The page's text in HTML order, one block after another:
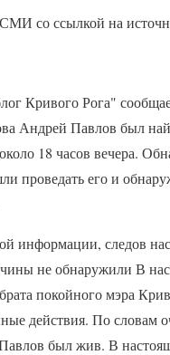
со ссылкой на
Кривого Рога"
Андрей Павлов был
18 часов вечера.
проведать его и
информации, следов
не обнаружили В
покойного мэра
действия. По словам
был жив. В